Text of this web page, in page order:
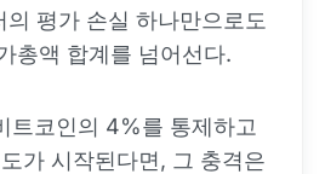
평가 손실 하나만으로도
총액 합계를 넘어선다.
트코인의 4%를 통제하고
가 시작된다면, 그 충격은